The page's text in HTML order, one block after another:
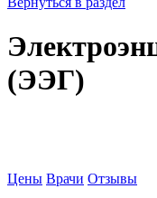
(ЭЭГ)
Цены Врачи Отзывы